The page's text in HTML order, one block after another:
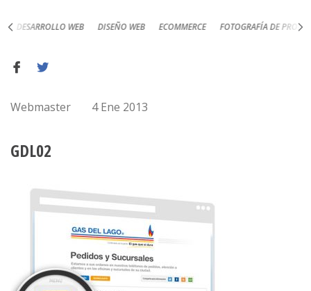
DESARROLLO WEB DISEÑO WEB ECOMMERCE FOTOGRAFÍA DE
Webmaster 4 Ene 2013
GDL02